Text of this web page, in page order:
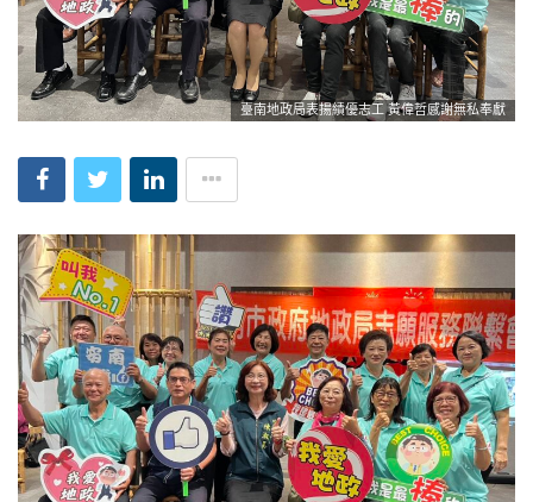
臺南地政局表揚績優志工 黃偉哲感謝無私奉獻